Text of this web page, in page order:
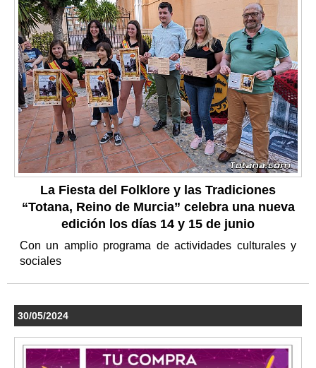
La Fiesta del Folklore y las Tradiciones
“Totana, Reino de Murcia” celebra una nueva
edición los días 14 y 15 de junio
Con un amplio programa de actividades culturales y
sociales
30/05/2024